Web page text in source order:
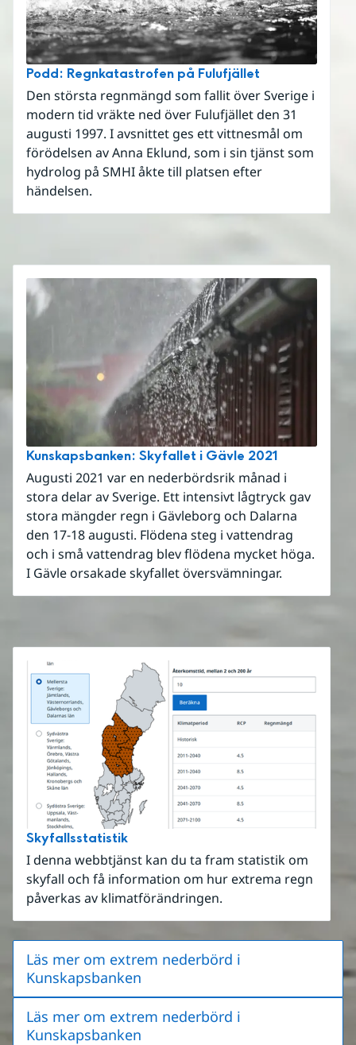
Podd: Regnkatastrofen på Fulufjället
Den största regnmängd som fallit över Sverige i
modern tid vräkte ned över Fulufjället den 31
augusti 1997. I avsnittet ges ett vittnesmål om
förödelsen av Anna Eklund, som i sin tjänst som
hydrolog på SMHI åkte till platsen efter
händelsen.
Kunskapsbanken: Skyfallet i Gävle 2021
Augusti 2021 var en nederbördsrik månad i
stora delar av Sverige. Ett intensivt lågtryck gav
stora mängder regn i Gävleborg och Dalarna
den 17-18 augusti. Flödena steg i vattendrag
och i små vattendrag blev flödena mycket höga.
I Gävle orsakade skyfallet översvämningar.
Skyfallsstatistik
I denna webbtjänst kan du ta fram statistik om
skyfall och få information om hur extrema regn
påverkas av klimatförändringen.
Läs mer om extrem nederbörd i
Kunskapsbanken
Läs mer om extrem nederbörd i
Kunskapsbanken